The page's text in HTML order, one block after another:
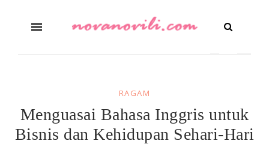
RAGAM
Menguasai Bahasa Inggris untuk
Bisnis dan Kehidupan Sehari-Hari